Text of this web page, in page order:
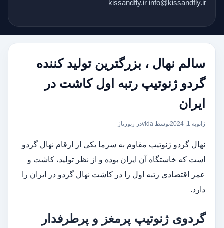
kissandfly.ir info@kissandfly.ir
سالم نهال ، بزرگترین تولید کننده
گردو ژنوتیپ رتبه اول کاشت در
ایران
ژانویه 1, 2024 توسط vida در رپورتاژ
نهال گردو ژنوتیپ مقاوم به سرما یکی از ارقام نهال گردو
است که خاستگاه آن ایران بوده و از نظر تولید، کاشت و
عمر اقتصادی رتبه اول را در کاشت نهال گردو در ایران را
دارد.
گردوی ژنوتیپ پرمغز و پرطرفدار